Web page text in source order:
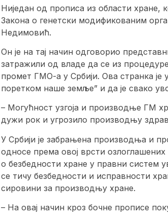
Ниједан од прописа из области хране,
Закона о генетски модификованим
Недимовић.
Он је на тај начин одговорио
затражили од владе да се из
промет ГМО-а у Србији. Ова странка је
поретком наше земље” и да је свако
– Могућност узгоја и производње ГМ
дужи рок и угрозило производњу
У Србији је забрањена производња и
односе према овој врсти
о безбедности хране у правни систем
се тичу безбедности и исправности
сировини за производњу хране.
– На овај начин кроз бочне прописе